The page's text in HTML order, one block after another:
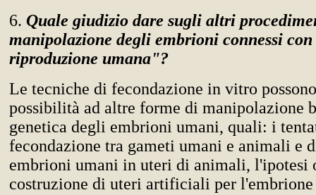
6. Quale giudizio dare sugli altri
manipolazione degli embrioni connessi
riproduzione umana"?
Le tecniche di fecondazione in vitro
possibilità ad altre forme di manipolazione
genetica degli embrioni umani, quali: i
fecondazione tra gameti umani e animali e
embrioni umani in uteri di animali, l'ipotesi
costruzione di uteri artificiali per l'embrione